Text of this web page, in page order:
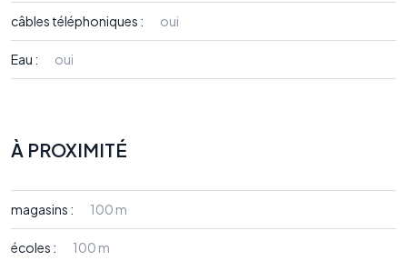
câbles téléphoniques : oui
Eau : oui
À PROXIMITÉ
magasins : 100 m
écoles : 100 m